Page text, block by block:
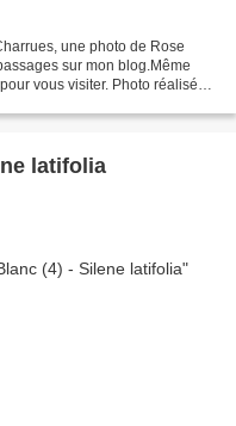
une photo de Rose
sur mon blog.Même
vous visiter. Photo réalisée
latifolia